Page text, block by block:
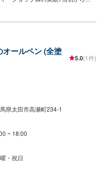
フィックスまで何でもご相談下さ
利用ください。<パーツ持ち込み
持ち込みをご希望の方はオファー
送りください。店頭でのパーツ
ています。お車の作業中は代車を
ご負担いただいております。<定
休のみ休み）営業時間：
部品が必要な場合、一般的に国内
るため、作業完了までにお時間
上、追加部品・作業が必要とな
させていただきます。
ールペン (全塗
5.0(1件)
県太田市高瀬町234-1
~ 18:00
・祝日